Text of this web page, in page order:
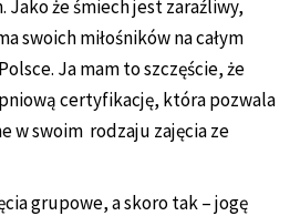
Jako że śmiech jest zaraźliwy,
swoich miłośników na całym
Ja mam to szczęście, że
certyfikację, która pozwala
w swoim rodzaju zajęcia ze
grupowe, a skoro tak – jogę